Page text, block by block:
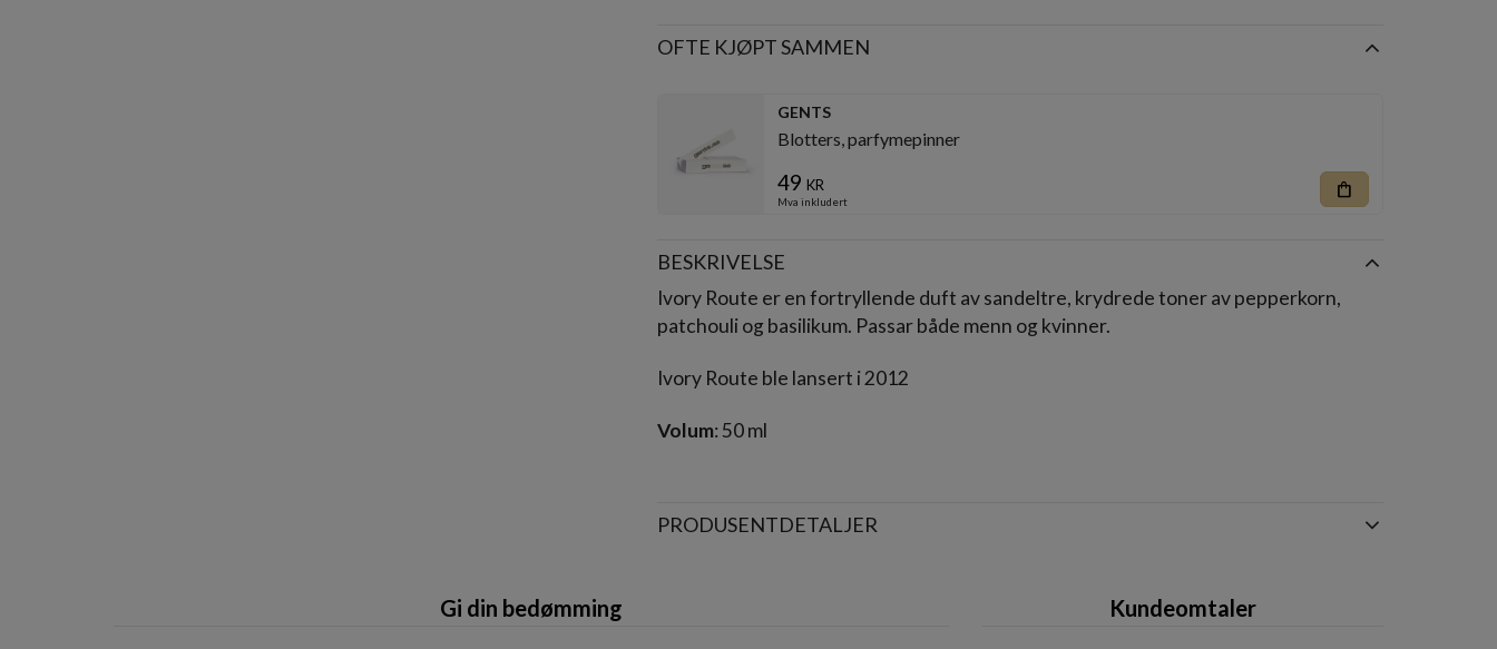
OFTE KJØPT SAMMEN
GENTS
Blotters, parfymepinner
49 kr
Mva inkludert
shopping_bag
BESKRIVELSE
Ivory Route er en fortryllende duft av sandeltre, krydrede toner av pepperkorn,
patchouli og basilikum. Passar både menn og kvinner.
Ivory Route ble lansert i 2012
Volum: 50 ml
PRODUSENTDETALJER
Kundeomtaler
Gi din bedømming